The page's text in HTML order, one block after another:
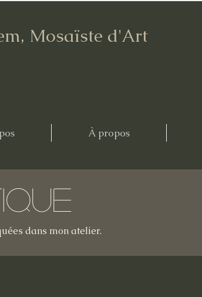
Mosaïste d'Art
À propos
dans mon atelier.